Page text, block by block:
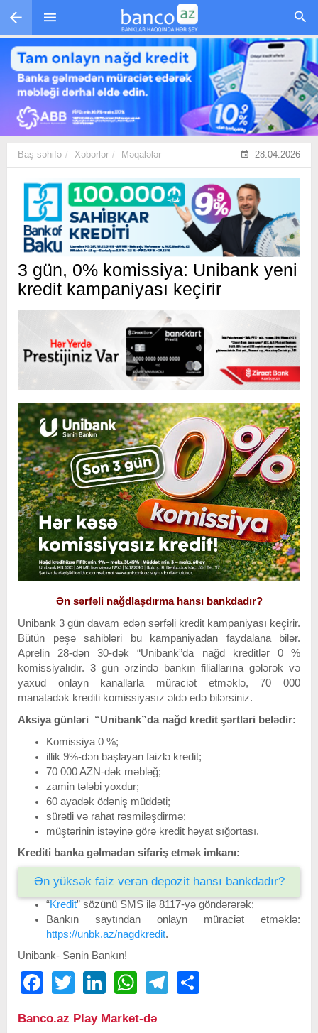
Skip to main content
Baş səhifə Xəbərlər Məqalələr 28.04.2026
3 gün, 0% komissiya: Unibank yeni
kredit kampaniyası keçirir
Ən sərfəli nağdlaşdırma hansı bankdadır?
Unibank 3 gün davam edən sərfəli kredit kampaniyası keçirir.
Bütün peşə sahibləri bu kampaniyadan faydalana bilər.
Aprelin 28-dən 30-dək “Unibank”da nağd kreditlər 0 %
komissiyalıdır. 3 gün ərzində bankın filiallarına gələrək və
yaxud onlayn kanallarla müraciət etməklə, 70 000
manatadək krediti komissiyasız əldə edə bilərsiniz.
Aksiya günləri “Unibank”da nağd kredit şərtləri belədir:
Komissiya 0 %;
illik 9%-dən başlayan faizlə kredit;
70 000 AZN-dək məbləğ;
zamin tələbi yoxdur;
60 ayadək ödəniş müddəti;
sürətli və rahat rəsmiləşdirmə;
müştərinin istəyinə görə kredit həyat sığortası.
Krediti banka gəlmədən sifariş etmək imkanı:
Ən yüksək faiz verən depozit hansı bankdadır?
“Kredit” sözünü SMS ilə 8117-yə göndərərək;
Bankın saytından onlayn müraciət etməklə:
https://unbk.az/nagdkredit.
Unibank- Sənin Bankın!
FacebookTwitter LinkedIn WhatsAppTelegram
Banco.az Play Market-də